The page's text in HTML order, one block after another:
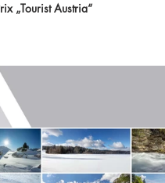
„Tourist Austria“